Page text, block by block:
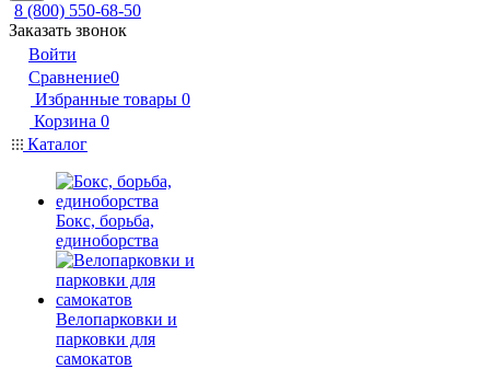
8 (800) 550-68-50
Заказать звонок
Войти
Сравнение0
Избранные товары 0
Корзина 0
Каталог
Бокс, борьба,
единоборства
Велопарковки и
парковки для
самокатов